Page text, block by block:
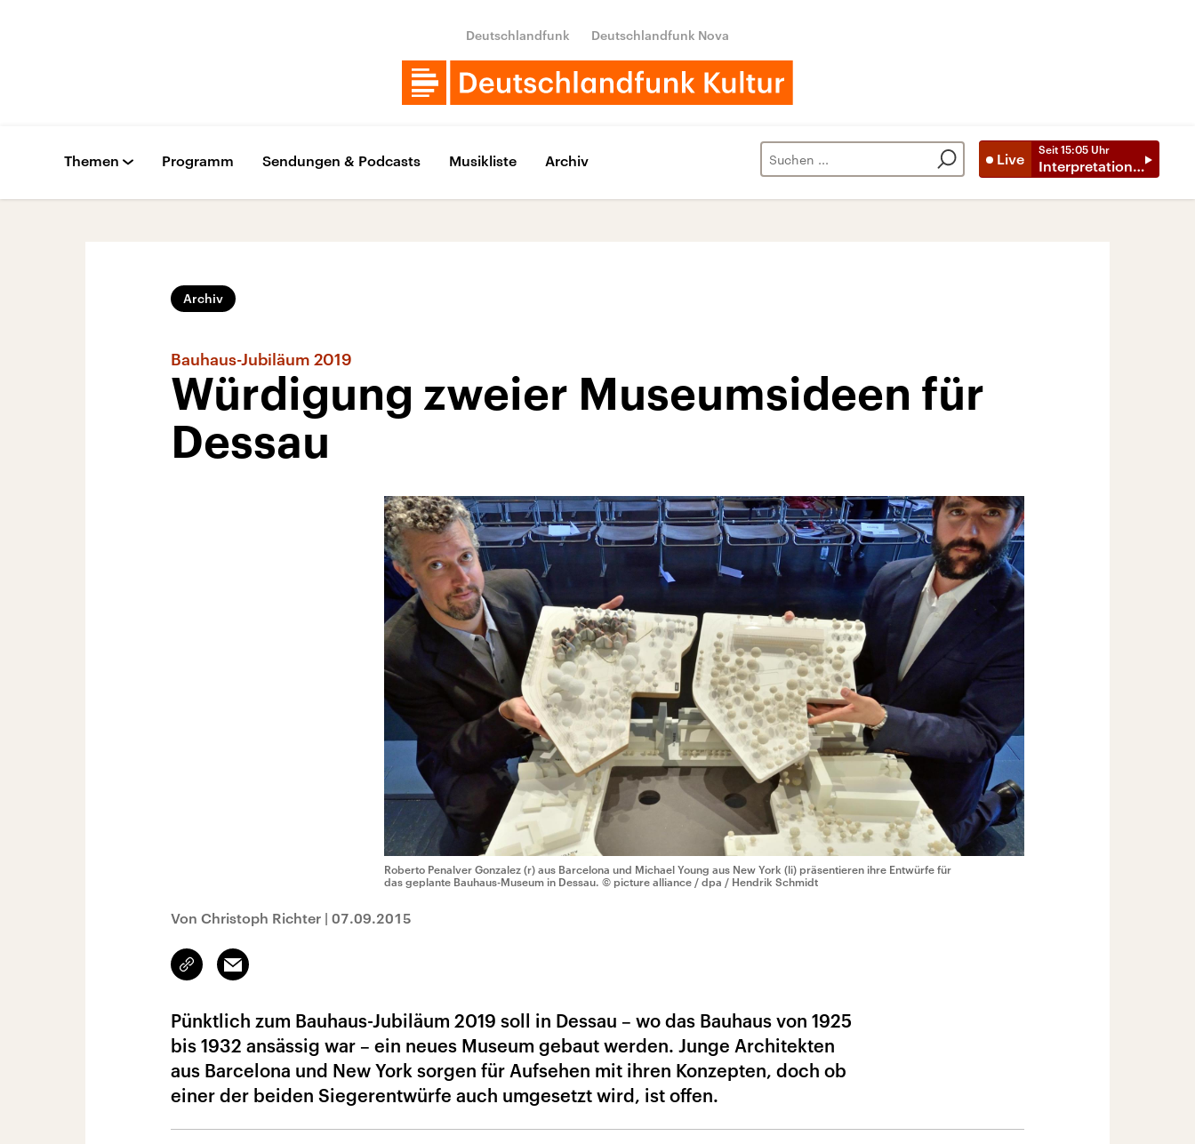
Deutschlandfunk Deutschlandfunk Nova
Live
Seit 15:05 Uhr
Interpretationen
Themen Programm Sendungen & Podcasts Musikliste Archiv
Archiv
Bauhaus-Jubiläum 2019
Würdigung zweier Museumsideen für
Dessau
Roberto Penalver Gonzalez (r) aus Barcelona und Michael Young aus New York (li) präsentieren ihre Entwürfe für
das geplante Bauhaus-Museum in Dessau. © picture alliance / dpa / Hendrik Schmidt
Von Christoph Richter | 07.09.2015
Link
kopieren/teilen
Email
Pünktlich zum Bauhaus-Jubiläum 2019 soll in Dessau – wo das Bauhaus von 1925
bis 1932 ansässig war – ein neues Museum gebaut werden. Junge Architekten
aus Barcelona und New York sorgen für Aufsehen mit ihren Konzepten, doch ob
einer der beiden Siegerentwürfe auch umgesetzt wird, ist offen.